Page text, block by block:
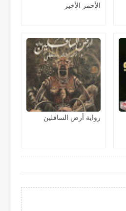
الأحمر الأخير
رواية أرض السافلين